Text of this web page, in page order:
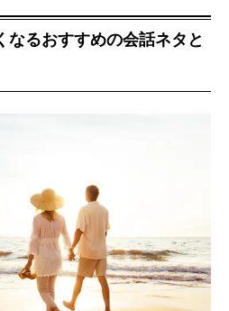
なるおすすめの会話ネタと